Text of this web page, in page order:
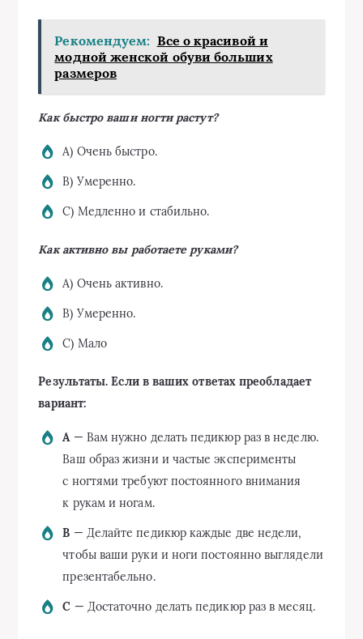
Рекомендуем: Все о красивой и
модной женской обуви больших
размеров
Как быстро ваши ногти растут?
A) Очень быстро.
B) Умеренно.
C) Медленно и стабильно.
Как активно вы работаете руками?
A) Очень активно.
B) Умеренно.
C) Мало
Результаты. Еcли в ваших ответах преобладает
вариант:
A — Вам нужно делать педикюр раз в неделю.
Ваш образ жизни и частые эксперименты
с ногтями требуют постоянного внимания
к рукам и ногам.
B — Делайте педикюр каждые две недели,
чтобы ваши руки и ноги постоянно выглядели
презентабельно.
C — Достаточно делать педикюр раз в месяц.